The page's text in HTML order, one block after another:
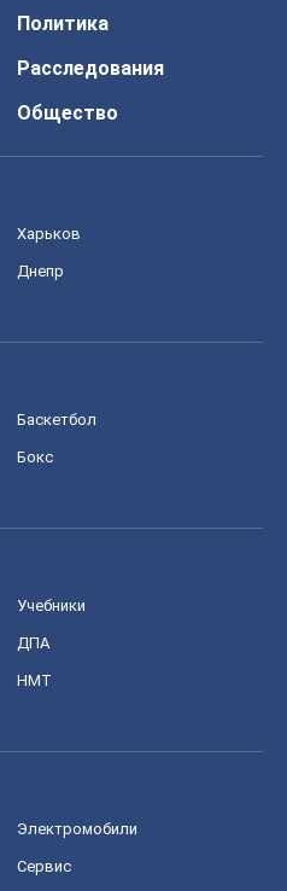
Политика
Расследования
Общество
Харьков
Днепр
Баскетбол
Бокс
Учебники
ДПА
НМТ
Электромобили
Сервис